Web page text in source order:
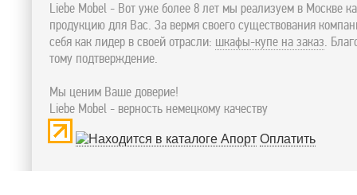
Liebe Mobel - Вот уже более 8 лет мы реализуем в Москве
продукцию для Вас. За вермя своего существования
себя как лидер в своей отрасли: шкафы-купе на заказ.
тому подтверждение.
Мы ценим Ваше доверие!
Liebe Mobel - верность немецкому качеству
Оплатить